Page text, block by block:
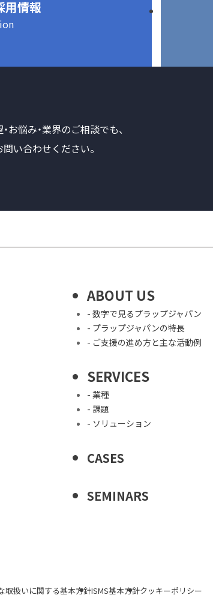
用情報
お悩み・業界のご相談でも、
い合わせください。
ABOUT US
- 数字で見るプラップジャパン
- プラップジャパンの特長
- ご支援の進め方と主な活動例
SERVICES
- 業種
- 課題
- ソリューション
CASES
SEMINARS
取扱いに関する基本方針ISMS基本方針クッキーポリシー